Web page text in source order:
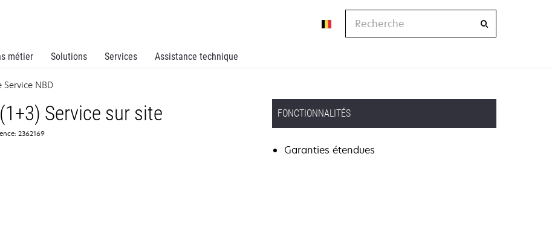
métier Solutions Services Assistance technique
Recherche
Service NBD
Service sur site
2362169
FONCTIONNALITÉS
Garanties étendues